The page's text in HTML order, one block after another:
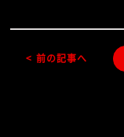
< 前の記事へ